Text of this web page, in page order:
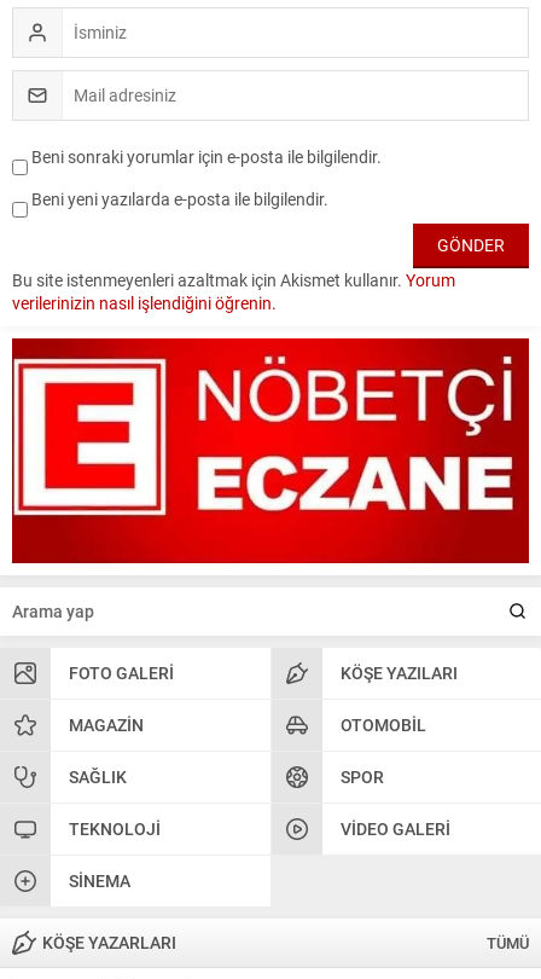
FOTO GALERI KÖŞE YAZILARI
MAGAZIN OTOMOBIL
SAĞLIK SPOR
TEKNOLOJI VIDEO GALERI
SINEMA
KÖŞE YAZARLARI TÜMÜ
Beni sonraki yorumlar için e-posta ile bilgilendir.
Beni yeni yazılarda e-posta ile bilgilendir.
Bu site istenmeyenleri azaltmak için Akismet kullanır. Yorum
verilerinizin nasıl işlendiğini öğrenin.